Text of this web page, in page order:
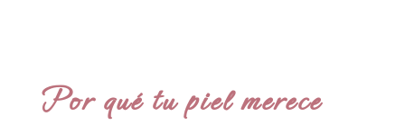
Por qué tu piel merece